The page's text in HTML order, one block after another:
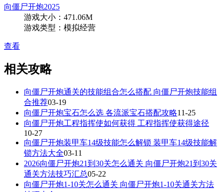
向僵尸开炮2025
游戏大小：471.06M
游戏类型：模拟经营
查看
相关攻略
向僵尸开炮通关的技能组合怎么搭配 向僵尸开炮技能组
合推荐03-19
向僵尸开炮宝石怎么选 各流派宝石搭配攻略11-25
向僵尸开炮工程指挥使如何获得 工程指挥使获得途径
10-27
向僵尸开炮装甲车14级技能怎么解锁 装甲车14级技能解
锁方法大全03-11
2026向僵尸开炮21到30关怎么通关 向僵尸开炮21到30关
通关方法技巧汇总05-22
向僵尸开炮1-10关怎么通关 向僵尸开炮1-10关通关方法